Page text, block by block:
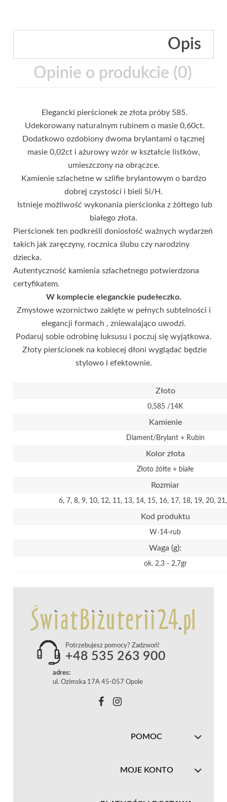
Opis
Opinie o produkcie (0)
Elegancki pierścionek ze złota próby 585.
Udekorowany naturalnym rubinem o masie 0,60ct.
Dodatkowo ozdobiony dwoma brylantami o łącznej
masie 0,02ct i ażurowy wzór w kształcie listków,
umieszczony na obrączce.
Kamienie szlachetne w szlifie brylantowym o bardzo
dobrej czystości i bieli Si/H.
Istnieje możliwość wykonania pierścionka z żółtego lub
białego złota.
Pierścionek ten podkreśli doniosłość ważnych wydarzeń
takich jak zaręczyny, rocznica ślubu czy narodziny
dziecka.
Autentyczność kamienia szlachetnego potwierdzona
certyfikatem.
W komplecie eleganckie pudełeczko.
Zmysłowe wzornictwo zaklęte w pełnych subtelności i
elegancji formach , zniewalająco uwodzi.
Podaruj sobie odrobinę luksusu i poczuj się wyjątkowa.
Złoty pierścionek na kobiecej dłoni wyglądać będzie
stylowo i efektownie.
Złoto
0,585 /14K
Kamienie
Diament/Brylant + Rubin
Kolor złota
Złoto żółte + białe
Rozmiar
6, 7, 8, 9, 10, 12, 11, 13, 14, 15, 16, 17, 18, 19, 20,
Kod produktu
W-14-rub
Waga (g):
ok. 2,3 - 2,7gr
Potrzebujesz pomocy? Zadzwoń!
+48 535 263 900
adres:
ul. Ozimska 17A 45-057 Opole
POMOC
MOJE KONTO